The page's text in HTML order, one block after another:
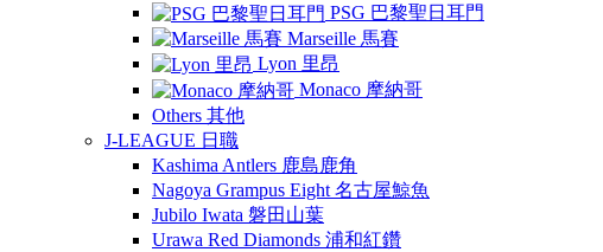
PSG 巴黎聖日耳門
Marseille 馬賽
Lyon 里昂
Monaco 摩納哥
Others 其他
J-LEAGUE 日職
Kashima Antlers 鹿島鹿角
Nagoya Grampus Eight 名古屋鯨魚
Jubilo Iwata 磐田山葉
Urawa Red Diamonds 浦和紅鑽